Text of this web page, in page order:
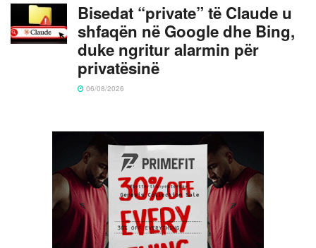
Bisedat “private” të Claude u
shfaqën në Google dhe Bing,
duke ngritur alarmin për
privatësinë
06/08/2026